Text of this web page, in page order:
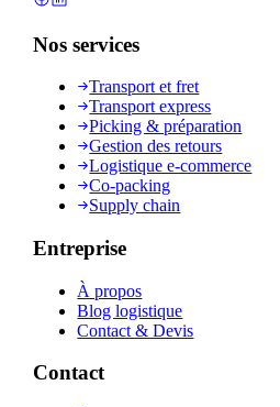
Nos services
Transport et fret
Transport express
Picking & préparation
Gestion des retours
Logistique e-commerce
Co-packing
Supply chain
Entreprise
À propos
Blog logistique
Contact & Devis
Contact